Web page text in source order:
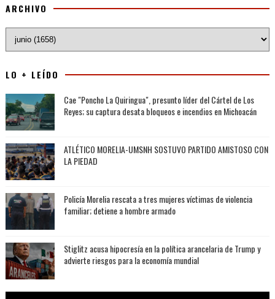
ARCHIVO
LO + LEÍDO
Cae "Poncho La Quiringua", presunto líder del Cártel de Los
Reyes; su captura desata bloqueos e incendios en Michoacán
ATLÉTICO MORELIA-UMSNH SOSTUVO PARTIDO AMISTOSO CON
LA PIEDAD
Policía Morelia rescata a tres mujeres víctimas de violencia
familiar; detiene a hombre armado
Stiglitz acusa hipocresía en la política arancelaria de Trump y
advierte riesgos para la economía mundial